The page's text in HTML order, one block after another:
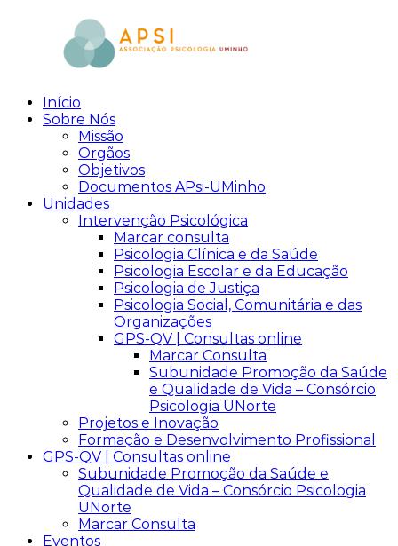
content
aPsi
Associação
Psicologia
Início
Sobre Nós
Missão
Orgãos
Objetivos
Documentos APsi-UMinho
Unidades
Intervenção Psicológica
Marcar consulta
Psicologia Clínica e da Saúde
Psicologia Escolar e da Educação
Psicologia de Justiça
Psicologia Social, Comunitária e das
Organizações
GPS-QV | Consultas online
Marcar Consulta
Subunidade Promoção da Saúde
e Qualidade de Vida – Consórcio
Psicologia UNorte
Projetos e Inovação
Formação e Desenvolvimento Profissional
GPS-QV | Consultas online
Subunidade Promoção da Saúde e
Qualidade de Vida – Consórcio Psicologia
UNorte
Marcar Consulta
Eventos